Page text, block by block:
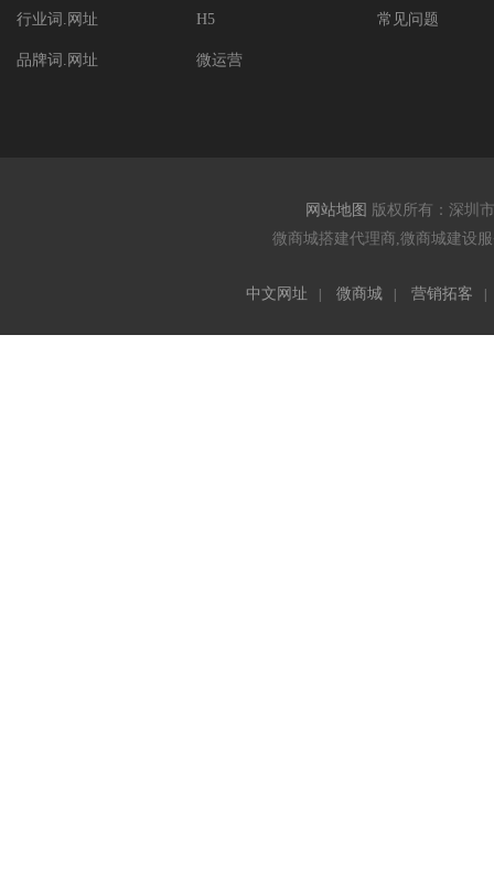
行业词.网址
品牌词.网址
H5
微运营
常见问题
网站地图 版权所有：深圳
微商城搭建代理商,微商城建设
中文网址 微商城 营销拓客